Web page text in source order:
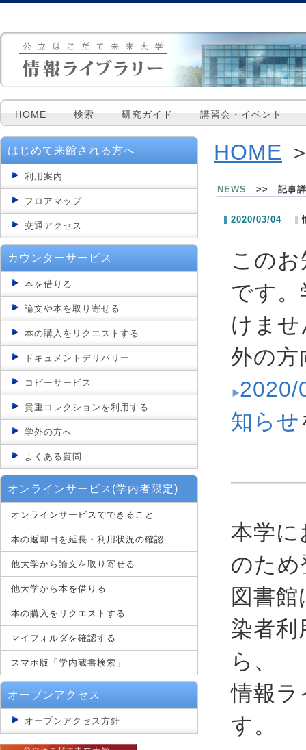
HOME 検索 研究ガイド 講習会・イベント
はじめて来館される方へ
利用案内
フロアマップ
交通アクセス
カウンターサービス
本を借りる
論文や本を取り寄せる
本の購入をリクエストする
ドキュメントデリバリー
コピーサービス
貴重コレクションを利用する
学外の方へ
よくある質問
オンラインサービス(学内者限定)
オンラインサービスでできること
本の返却日を延長・利用状況の確認
他大学から論文を取り寄せる
他大学から本を借りる
本の購入をリクエストする
マイフォルダを確認する
スマホ版「学内蔵書検索」
オープンアクセス
オープンアクセス方針
HOME
NEWS >> 記事
2020/03/04
この
です
けま
外の方
2020/
知らせ
本学に
のた
図書
染者利
ら、
情報ラ
す。